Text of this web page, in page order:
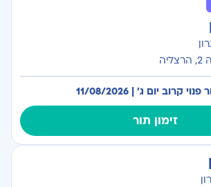
פנוי קרוב יום ג׳ | 11/08/2026
זימון תור